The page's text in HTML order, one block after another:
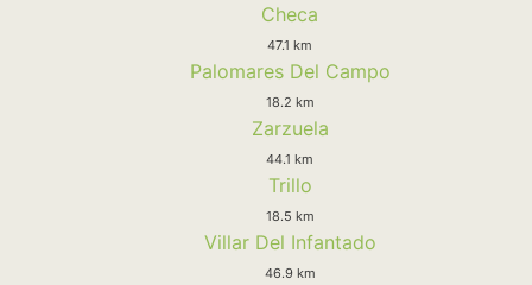
Checa
47.1 km
Palomares Del Campo
18.2 km
Zarzuela
44.1 km
Trillo
18.5 km
Villar Del Infantado
46.9 km